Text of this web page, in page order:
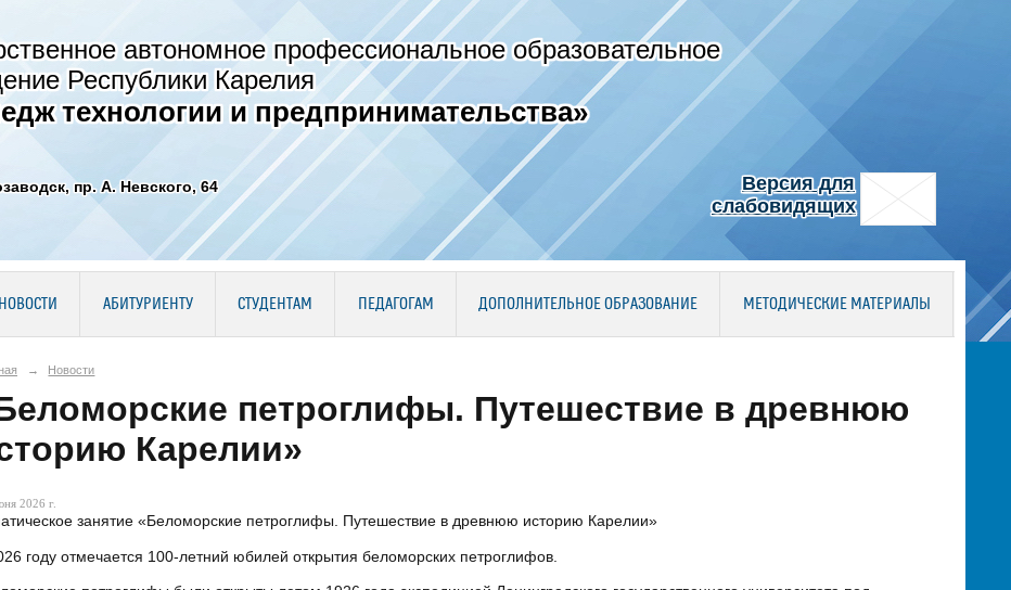
автономное профессиональное образовательное
Республики Карелия
технологии и предпринимательства»
пр. А. Невского, 64
Версия для
слабовидящих
НОВОСТИ АБИТУРИЕНТУ СТУДЕНТАМ ПЕДАГОГАМ ДОПОЛНИТЕЛЬНОЕ ОБРАЗОВАНИЕ МЕТОДИЧЕСКИЕ МАТЕРИАЛЫ
→ Новости
петроглифы. Путешествие в древнюю
Карелии»
2026 г.
занятие «Беломорские петроглифы. Путешествие в древнюю историю Карелии»
году отмечается 100-летний юбилей открытия беломорских петроглифов.